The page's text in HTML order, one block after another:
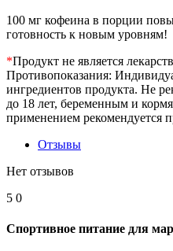
100 мг кофеина в порции
готовность к новым уровням!
*Продукт не является
Противопоказания:
ингредиентов продукта. Не
до 18 лет, беременным и
применением рекомендуется
Отзывы
Нет отзывов
5 0
Спортивное питание для